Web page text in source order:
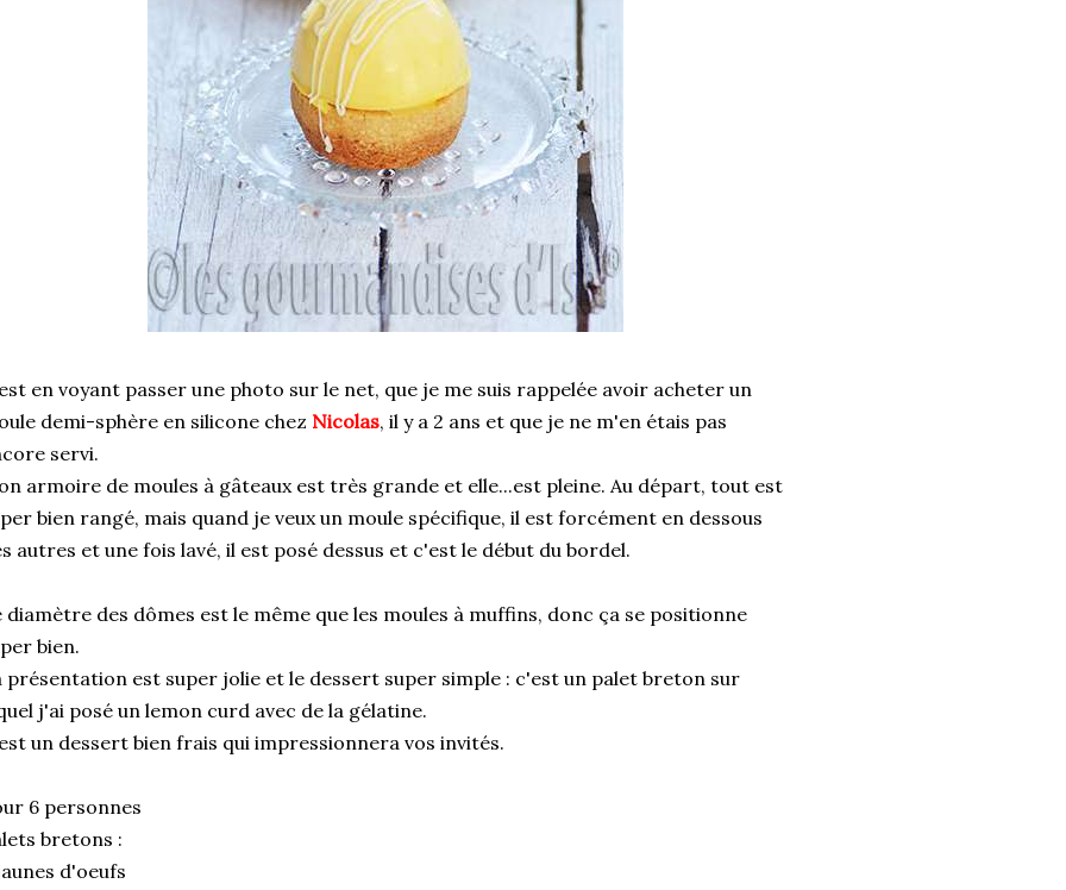
en voyant passer une photo sur le net, que je me suis rappelée avoir acheter un
demi-sphère en silicone chez Nicolas, il y a 2 ans et que je ne m'en étais pas
servi.
armoire de moules à gâteaux est très grande et elle...est pleine. Au départ, tout est
bien rangé, mais quand je veux un moule spécifique, il est forcément en dessous
autres et une fois lavé, il est posé dessus et c'est le début du bordel.
diamètre des dômes est le même que les moules à muffins, donc ça se positionne
bien.
présentation est super jolie et le dessert super simple : c'est un palet breton sur
j'ai posé un lemon curd avec de la gélatine.
un dessert bien frais qui impressionnera vos invités.
6 personnes
bretons :
d'oeufs